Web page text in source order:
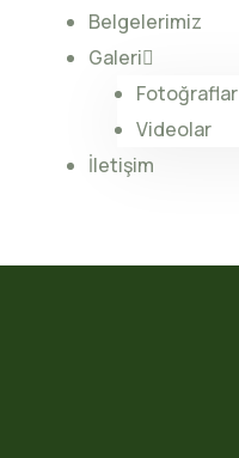
Belgelerimiz
Galeri
Fotoğraflar
Videolar
İletişim